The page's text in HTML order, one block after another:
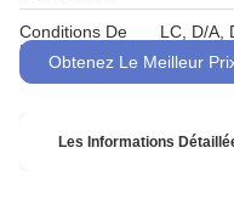
Conditions De
Paiement:
LC, D/A,
Obtenez Le Meilleur
Les Informations